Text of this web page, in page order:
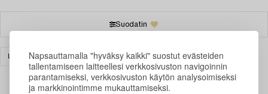
Napsauttamalla "hyväksy kaikki" suostut evästeiden
tallentamiseen laitteellesi verkkosivuston navigoinnin
parantamiseksi, verkkosivuston käytön analysoimiseksi
ja markkinointimme mukauttamiseksi.
Suodatin
TYHJENNÄ KAIKKI